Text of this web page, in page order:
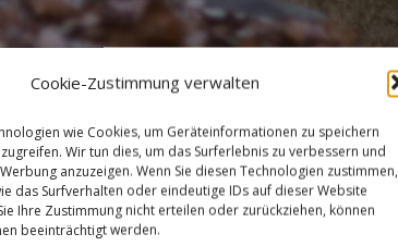
Cookie-Zustimmung verwalten
wie Cookies, um Geräteinformationen zu speichern
Wir tun dies, um das Surferlebnis zu verbessern und
anzuzeigen. Wenn Sie diesen Technologien zustimmen,
das Surfverhalten oder eindeutige IDs auf dieser Website
Ihre Zustimmung nicht erteilen oder zurückziehen, können
beeinträchtigt werden.
had a very productive trip in
three 7c’s and eight 8A’s out of
and Pamplemousse 8A sticks